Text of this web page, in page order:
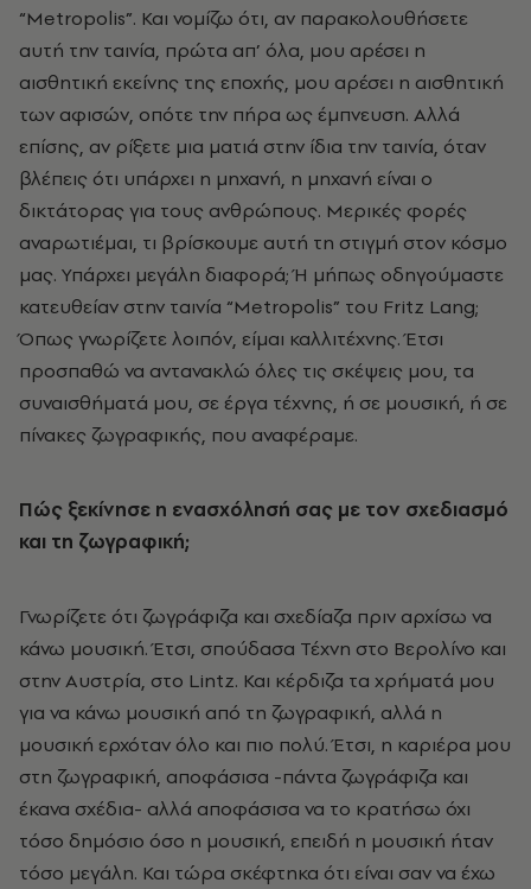
“Metropolis”. Και νομίζω ότι, αν παρακολουθήσετε
αυτή την ταινία, πρώτα απ’ όλα, μου αρέσει η
αισθητική εκείνης της εποχής, μου αρέσει η αισθητική
των αφισών, οπότε την πήρα ως έμπνευση. Αλλά
επίσης, αν ρίξετε μια ματιά στην ίδια την ταινία, όταν
βλέπεις ότι υπάρχει η μηχανή, η μηχανή είναι ο
δικτάτορας για τους ανθρώπους. Μερικές φορές
αναρωτιέμαι, τι βρίσκουμε αυτή τη στιγμή στον κόσμο
μας. Υπάρχει μεγάλη διαφορά; Ή μήπως οδηγούμαστε
κατευθείαν στην ταινία “Metropolis” του Fritz Lang;
Όπως γνωρίζετε λοιπόν, είμαι καλλιτέχνης. Έτσι
προσπαθώ να αντανακλώ όλες τις σκέψεις μου, τα
συναισθήματά μου, σε έργα τέχνης, ή σε μουσική, ή σε
πίνακες ζωγραφικής, που αναφέραμε.
Πώς ξεκίνησε η ενασχόλησή σας με τον σχεδιασμό
και τη ζωγραφική;
Γνωρίζετε ότι ζωγράφιζα και σχεδίαζα πριν αρχίσω να
κάνω μουσική. Έτσι, σπούδασα Τέχνη στο Βερολίνο και
στην Αυστρία, στο Lintz. Και κέρδιζα τα χρήματά μου
για να κάνω μουσική από τη ζωγραφική, αλλά η
μουσική ερχόταν όλο και πιο πολύ. Έτσι, η καριέρα μου
στη ζωγραφική, αποφάσισα -πάντα ζωγράφιζα και
έκανα σχέδια- αλλά αποφάσισα να το κρατήσω όχι
τόσο δημόσιο όσο η μουσική, επειδή η μουσική ήταν
τόσο μεγάλη. Και τώρα σκέφτηκα ότι είναι σαν να έχω